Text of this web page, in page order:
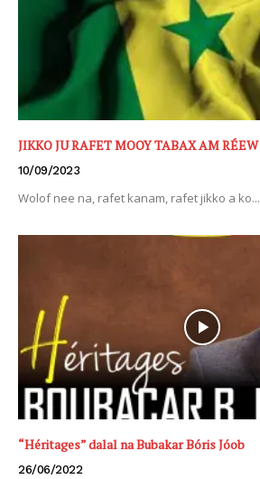
JIKKO JU RAFET MOOY TABAX AM RÉEW
10/09/2023
Wolof nee na, rafet kanam, rafet jikko a ko...
“Héritages” dalal na Bubakar Bóris Jóob
26/06/2022